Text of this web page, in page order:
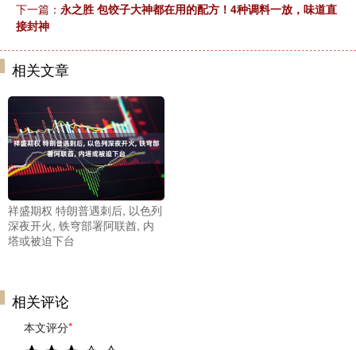
下一篇： 永之胜 包饺子大神都在用的配方！4种调料一放，味道直
接封神
相关文章
祥盛期权 特朗普遇刺后, 以色列
深夜开火, 铁穹部署阿联酋, 内
塔或被迫下台
相关评论
本文评分*